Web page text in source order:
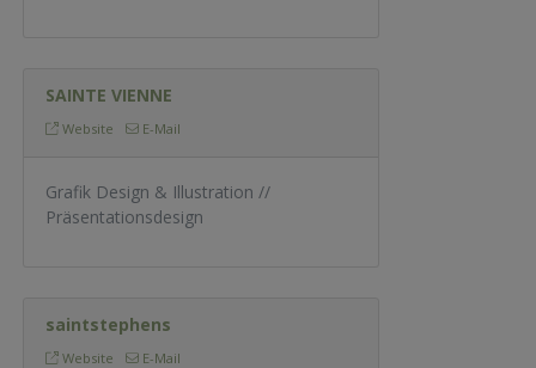
SAINTE VIENNE
Website E-Mail
Grafik Design & Illustration //
Präsentationsdesign
saintstephens
Website E-Mail